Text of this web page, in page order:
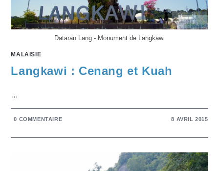
Dataran Lang - Monument de Langkawi
MALAISIE
Langkawi : Cenang et Kuah
…
0 COMMENTAIRE 8 AVRIL 2015